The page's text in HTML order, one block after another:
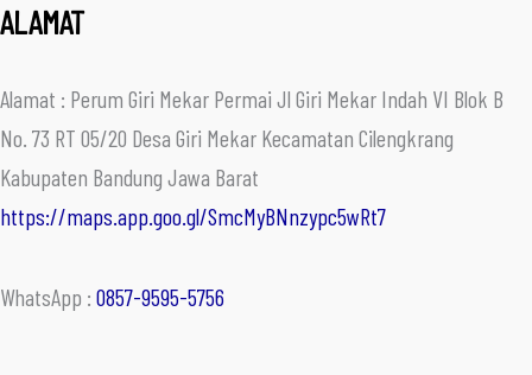
ALAMAT
Alamat : Perum Giri Mekar Permai Jl Giri Mekar Indah VI Blok B
No. 73 RT 05/20 Desa Giri Mekar Kecamatan Cilengkrang
Kabupaten Bandung Jawa Barat
https://maps.app.goo.gl/SmcMyBNnzypc5wRt7
WhatsApp : 0857-9595-5756